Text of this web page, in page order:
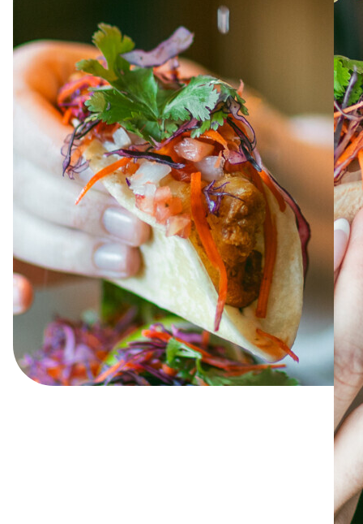
À PROPOS EMPLOIS EN ÉPICERIE
TRAITEUR ÉVÉNEMENTIEL NOUS JOINDRE
DONNER VOTRE OPINION